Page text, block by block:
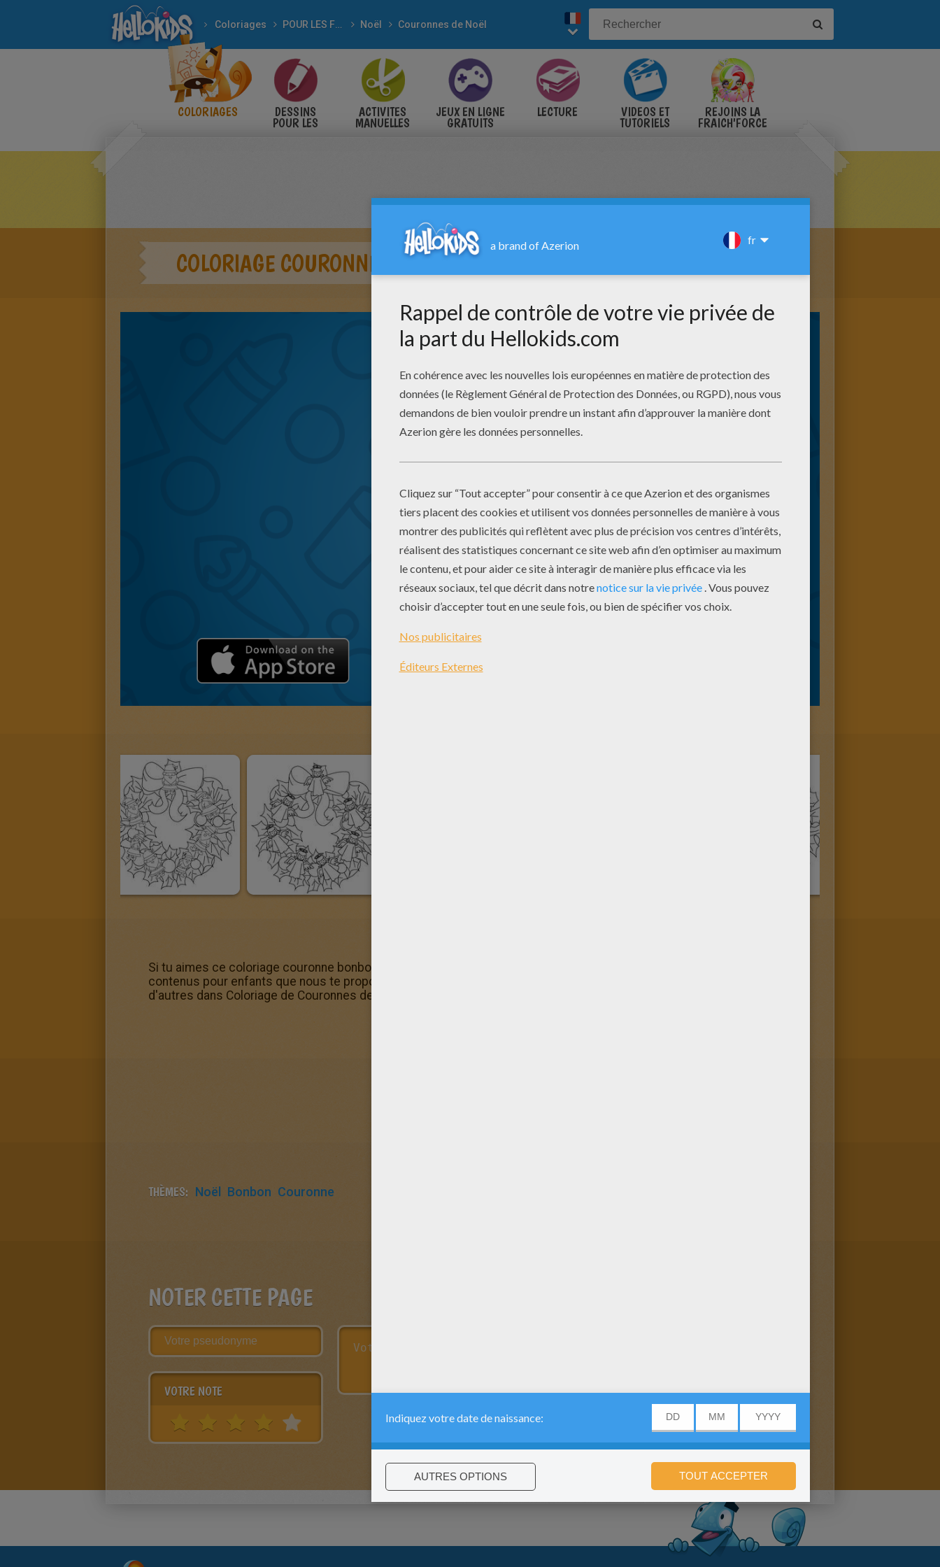
Coloriages POUR LES FÊTES Noël Couronnes de Noël
COLORIAGES DESSINS
POUR LES
ACTIVITES
MANUELLES
JEUX EN LIGNE
GRATUITS
LECTURE VIDÉOS ET
TUTORIELS
REJOINS LA
FRAICH'FORCE
COLORIAGE COURONNE BONBONS DE NOËL
Si tu aimes ce coloriage couronne bonbons de Noël, propose à tes amis de découvrir Hellokids ainsi que tous les
contenus pour enfants que nous te proposons. Si tu aimes le coloriage couronne bonbons de Noël? Tu en trouveras
d'autres dans Coloriage de Couronnes de Noël.
THÈMES: Noël Bonbon Couronne
NOTER CETTE PAGE
VOTRE NOTE